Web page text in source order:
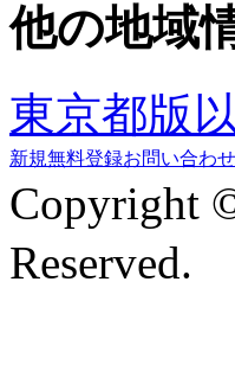
他の地域
東京都版
新規無料登録お問い合わせ
Copyright
Reserved.